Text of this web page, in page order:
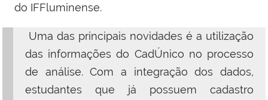
do IFFluminense.
Uma das principais novidades é a utilização
das informações do CadÚnico no processo
de análise. Com a integração dos dados,
estudantes que já possuem cadastro